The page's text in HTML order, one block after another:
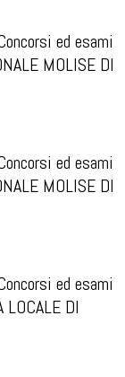
ed esami
MOLISE DI
ed esami
MOLISE DI
ed esami
LOCALE DI